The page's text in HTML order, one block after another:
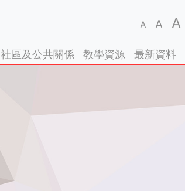
A A A
社區及公共關係 教學資源 最新資料